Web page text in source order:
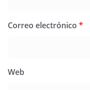
Correo electrónico *
Web